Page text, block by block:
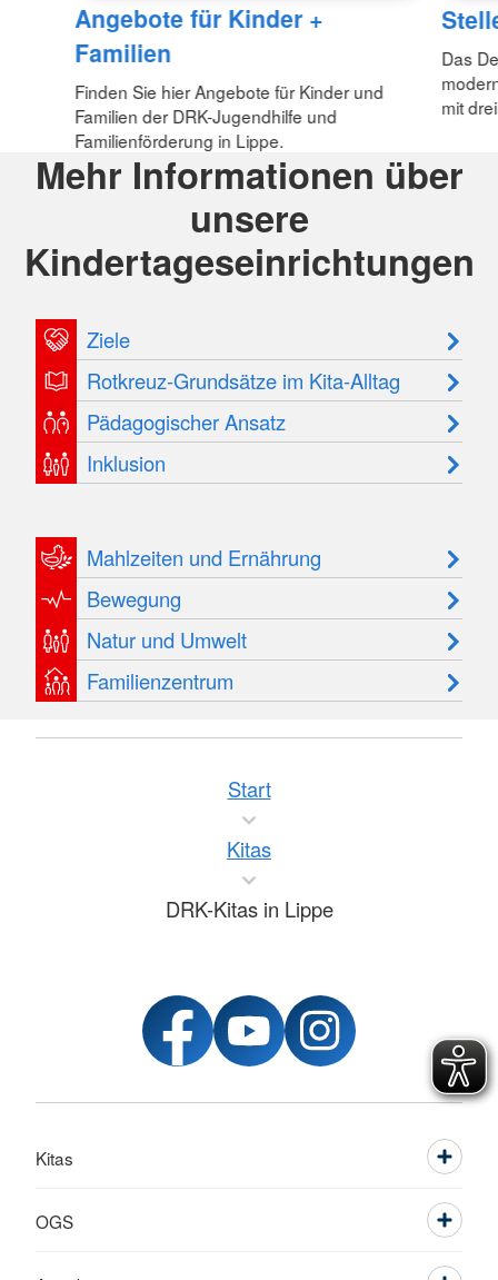
Angebote für Kinder +
Familien
Finden Sie hier Angebote für Kinder und
Familien der DRK-Jugendhilfe und
Familienförderung in Lippe.
Das
mit
Mehr Informationen über
unsere
Kindertageseinrichtungen
Ziele
Rotkreuz-Grundsätze im Kita-Alltag
Pädagogischer Ansatz
Inklusion
Mahlzeiten und Ernährung
Bewegung
Natur und Umwelt
Familienzentrum
Start
Kitas
DRK-Kitas in Lippe
Kitas
OGS